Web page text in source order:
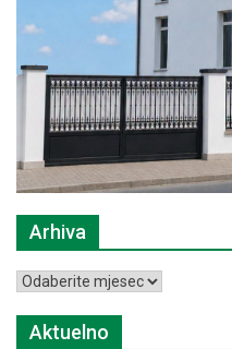
Arhiva
Arhiva
Aktuelno